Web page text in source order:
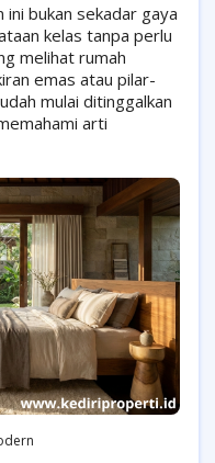
bukan sekadar gaya
kelas tanpa perlu
melihat rumah
emas atau pilar-
mulai ditinggalkan
arti